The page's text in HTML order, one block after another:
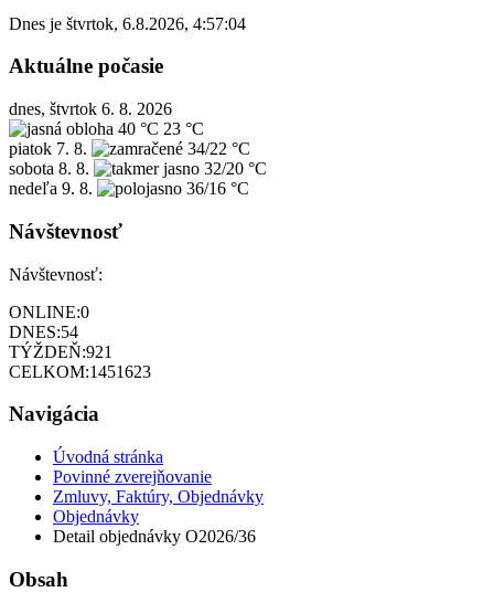
Dnes je štvrtok, 6.8.2026, 4:57:04
Aktuálne počasie
dnes, štvrtok 6. 8. 2026
40 °C 23 °C
piatok 7. 8.
34/22 °C
sobota 8. 8.
32/20 °C
nedeľa 9. 8. 36/16 °C
Návštevnosť
Návštevnosť:
ONLINE:0
DNES:54
TÝŽDEŇ:921
CELKOM:1451623
Navigácia
Úvodná stránka
Povinné zverejňovanie
Zmluvy, Faktúry, Objednávky
Objednávky
Detail objednávky O2026/36
Obsah